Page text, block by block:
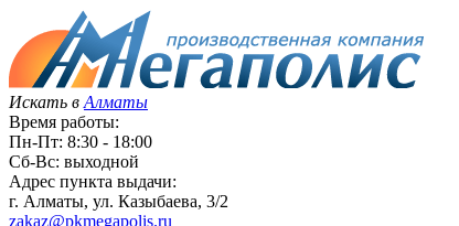
Искать в Алматы
Время работы:
Пн-Пт: 8:30 - 18:00
Сб-Вс: выходной
Адрес пункта выдачи:
г. Алматы, ул. Казыбаева, 3/2
zakaz@pkmegapolis.ru